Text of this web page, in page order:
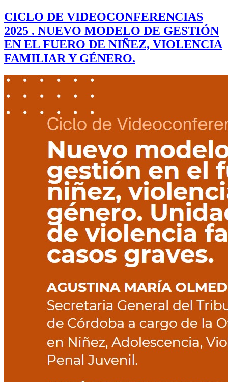
CICLO DE VIDEOCONFERENCIAS
2025 . NUEVO MODELO DE GESTIÓN
EN EL FUERO DE NIÑEZ, VIOLENCIA
FAMILIAR Y GÉNERO.